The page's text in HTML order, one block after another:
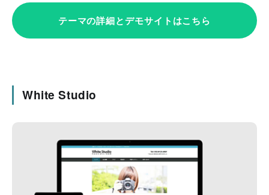
テーマの詳細とデモサイトはこちら
White Studio